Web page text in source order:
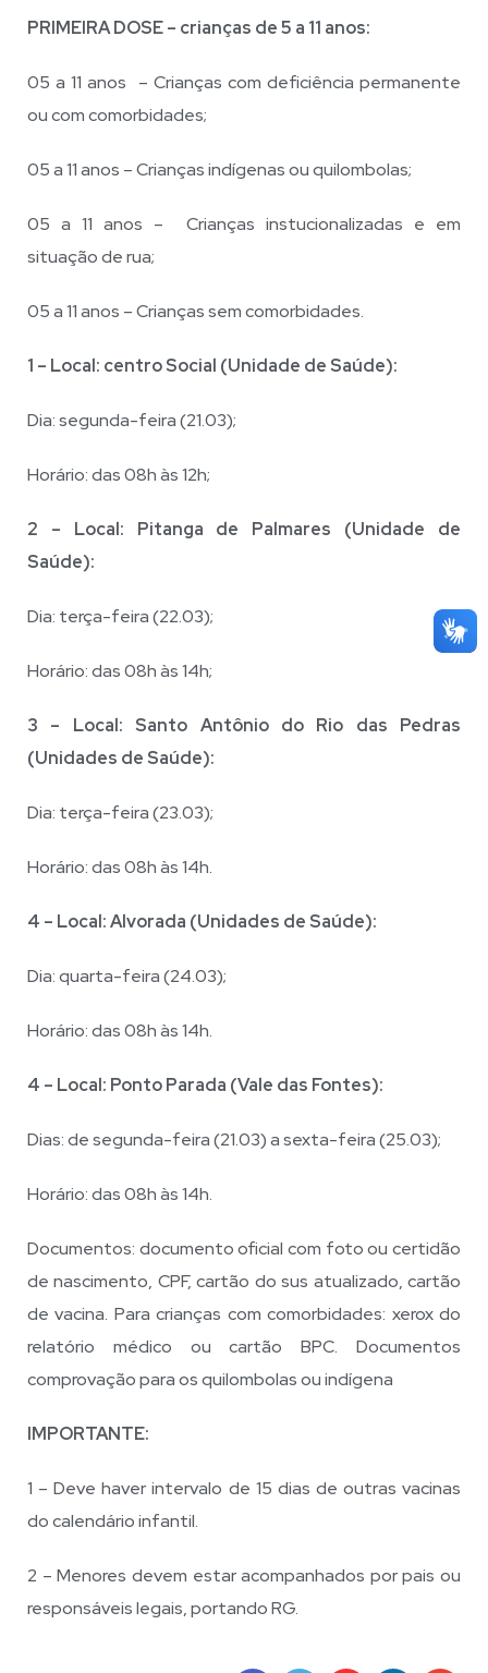
PRIMEIRA DOSE – crianças de 5 a 11 anos:
05 a 11 anos – Crianças com deficiência permanente
ou com comorbidades;
05 a 11 anos – Crianças indígenas ou quilombolas;
05 a 11 anos – Crianças instucionalizadas e em
situação de rua;
05 a 11 anos – Crianças sem comorbidades.
1 – Local: centro Social (Unidade de Saúde):
Dia: segunda-feira (21.03);
Horário: das 08h às 12h;
2 – Local: Pitanga de Palmares (Unidade de
Saúde):
Dia: terça-feira (22.03);
Horário: das 08h às 14h;
3 – Local: Santo Antônio do Rio das Pedras
(Unidades de Saúde):
Dia: terça-feira (23.03);
Horário: das 08h às 14h.
4 – Local: Alvorada (Unidades de Saúde):
Dia: quarta-feira (24.03);
Horário: das 08h às 14h.
4 – Local: Ponto Parada (Vale das Fontes):
Dias: de segunda-feira (21.03) a sexta-feira (25.03);
Horário: das 08h às 14h.
Documentos: documento oficial com foto ou certidão
de nascimento, CPF, cartão do sus atualizado, cartão
de vacina. Para crianças com comorbidades: xerox do
relatório médico ou cartão BPC. Documentos
comprovação para os quilombolas ou indígena
IMPORTANTE:
1 – Deve haver intervalo de 15 dias de outras vacinas
do calendário infantil.
2 – Menores devem estar acompanhados por pais ou
responsáveis legais, portando RG.